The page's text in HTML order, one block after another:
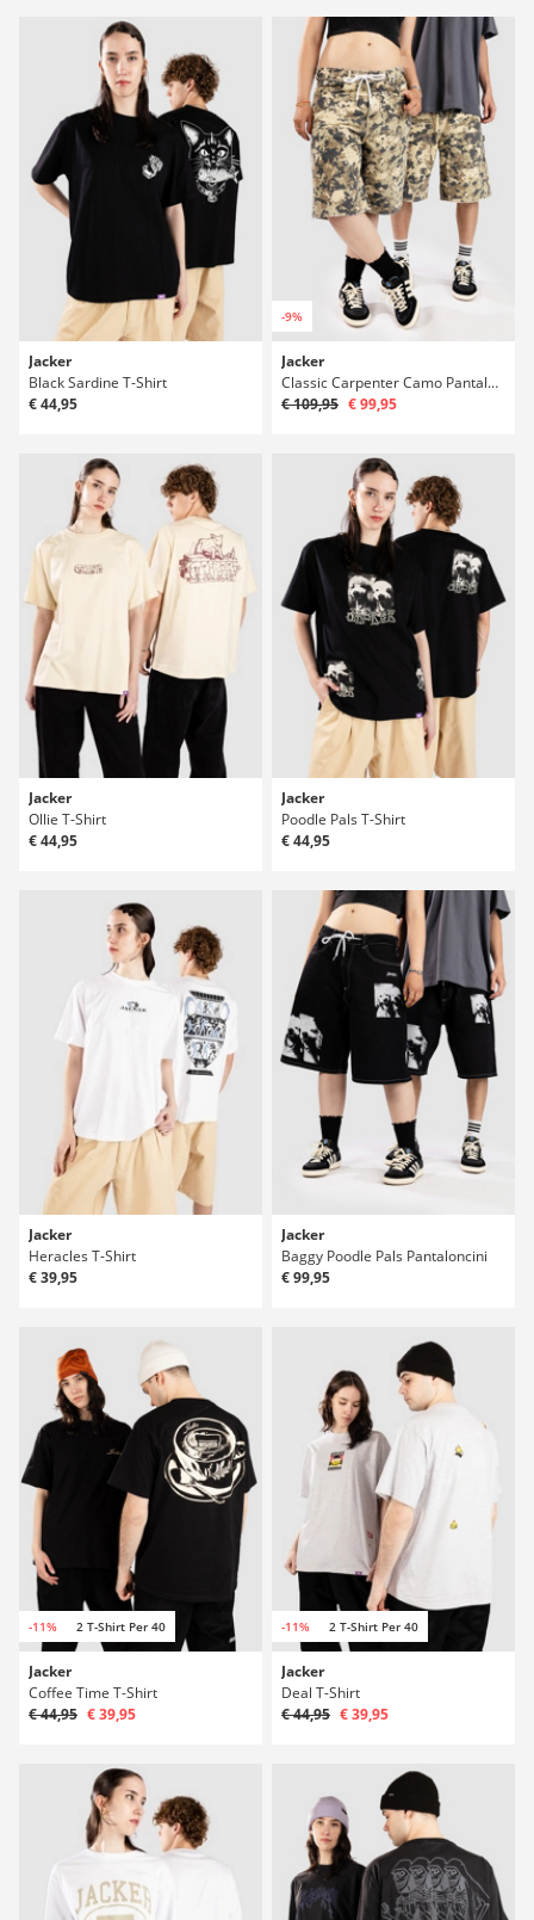
Jacker
Black Sardine T-Shirt
€ 44,95
-9%
Jacker
Classic Carpenter Camo Pantaloncini
€ 109,95 € 99,95
Jacker
Ollie T-Shirt
€ 44,95
Jacker
Poodle Pals T-Shirt
€ 44,95
Jacker
Heracles T-Shirt
€ 39,95
Jacker
Baggy Poodle Pals Pantaloncini
€ 99,95
-11% 2 T-Shirt Per 40
Jacker
Coffee Time T-Shirt
€ 44,95 € 39,95
-11% 2 T-Shirt Per 40
Jacker
Deal T-Shirt
€ 44,95 € 39,95